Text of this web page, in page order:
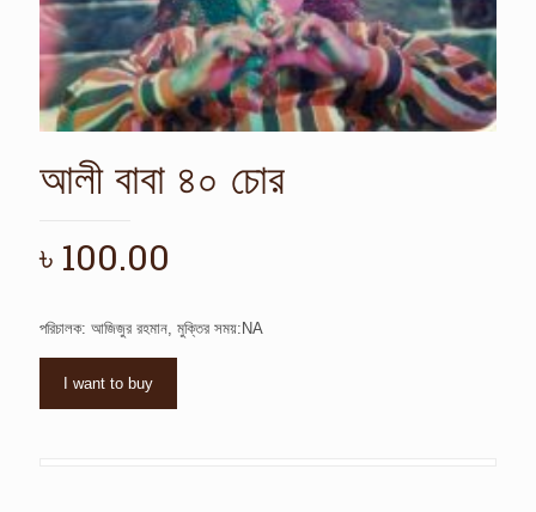
আলী বাবা ৪০ চোর
৳ 100.00
পরিচালক: আজিজুর রহমান, মুক্তির সময়:NA
I want to buy